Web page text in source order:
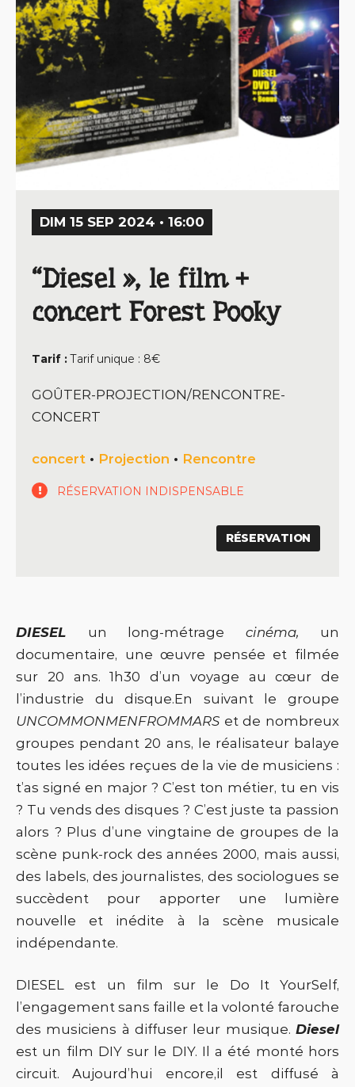
DIM 15 SEP 2024 • 16:00
“Diesel », le film +
concert Forest Pooky
Tarif :Tarif unique : 8€
GOÛTER-PROJECTION/RENCONTRE-
CONCERT
concert • Projection • Rencontre
RÉSERVATION INDISPENSABLE
RÉSERVATION
DIESEL un long-métrage cinéma, un
documentaire, une œuvre pensée et filmée
sur 20 ans. 1h30 d’un voyage au cœur de
l’industrie du disque.En suivant le groupe
UNCOMMONMENFROMMARS et de nombreux
groupes pendant 20 ans, le réalisateur balaye
toutes les idées reçues de la vie de musiciens :
t’as signé en major ? C’est ton métier, tu en vis
? Tu vends des disques ? C’est juste ta passion
alors ? Plus d’une vingtaine de groupes de la
scène punk-rock des années 2000, mais aussi,
des labels, des journalistes, des sociologues se
succèdent pour apporter une lumière
nouvelle et inédite à la scène musicale
indépendante.
DIESEL est un film sur le Do It YourSelf,
l’engagement sans faille et la volonté farouche
des musiciens à diffuser leur musique. Diesel
est un film DIY sur le DIY. Il a été monté hors
circuit. Aujourd’hui encore,il est diffusé à